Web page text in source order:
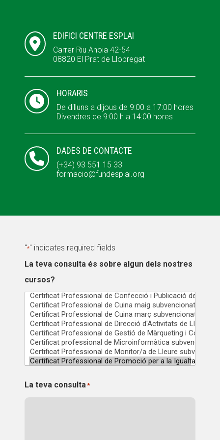

EDIFICI CENTRE ESPLAI
Carrer Riu Anoia 42-54
08820 El Prat de Llobregat

HORARIS
De dilluns a dijous de 9:00 a 17:00 hores
Divendres de 9:00 h a 14:00 hores

DADES DE CONTACTE
(+34) 93 551 15 33
formacio@fundesplai.org
"*" indicates required fields
La teva consulta és sobre algun dels nostres
cursos?
La teva consulta*
ACCIÓ SOCIAL I JOVES
ESPLAIS
SUPORT TERCER SECTOR
La Fundació
L'equip
Missió i valors
Els comptes clars
Memòria d'activitats
Proposta educativa
ACTUALITAT
ACCIÓ SOCIAL I JOVES
ESPLAIS
SUPORT TERCER SECTOR
La Fundació
L'equip
Missió i valors
Els comptes clars
Memòria d'activitats
Proposta educativa
ACTUALITAT